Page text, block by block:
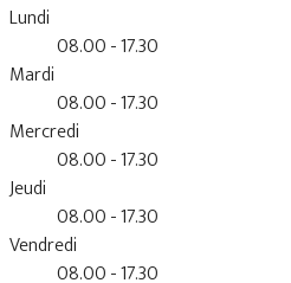
Lundi
08.00 - 17.30
Mardi
08.00 - 17.30
Mercredi
08.00 - 17.30
Jeudi
08.00 - 17.30
Vendredi
08.00 - 17.30